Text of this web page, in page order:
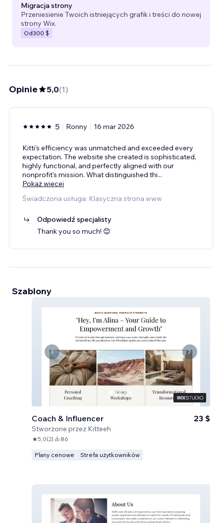
Migracja strony
Przeniesienie Twoich istniejących grafik i treści do nowej
strony Wix.
Od300 $
Opinie 5,0(1)
5 Ronny 16 mar 2026
Kitti's efficiency was unmatched and exceeded every
expectation. The website she created is sophisticated,
highly functional, and perfectly aligned with our
nonprofit's mission. What distinguished thi...
Pokaż więcej
Świadczona usługa: Klasyczna strona www
Odpowiedź specjalisty
Thank you so much! 😊
Szablony
Coach & Influencer
Stworzone przez Kitteeh
23 $
5,0(2) 86
Plany cenowe Strefa użytkowników